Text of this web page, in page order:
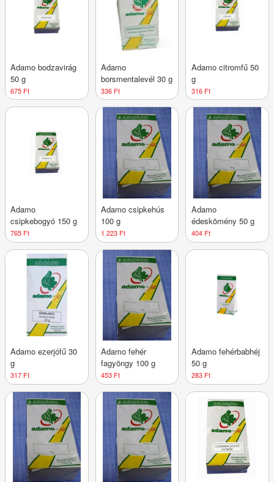
Adamo bodzavirág
50 g
675 Ft
Adamo
borsmentalevél 30 g
336 Ft
Adamo citromfű 50
g
316 Ft
Adamo
csipkebogyó 150 g
765 Ft
Adamo csipkehús
100 g
1 223 Ft
Adamo
édeskömény 50 g
404 Ft
Adamo ezerjófű 30
g
317 Ft
Adamo fehér
fagyöngy 100 g
453 Ft
Adamo fehérbabhéj
50 g
283 Ft